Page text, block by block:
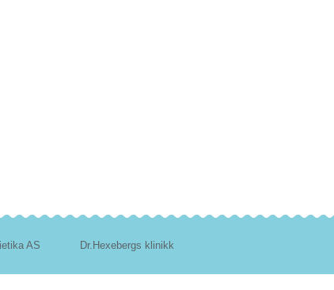
AS Dr.Hexebergs klinikk